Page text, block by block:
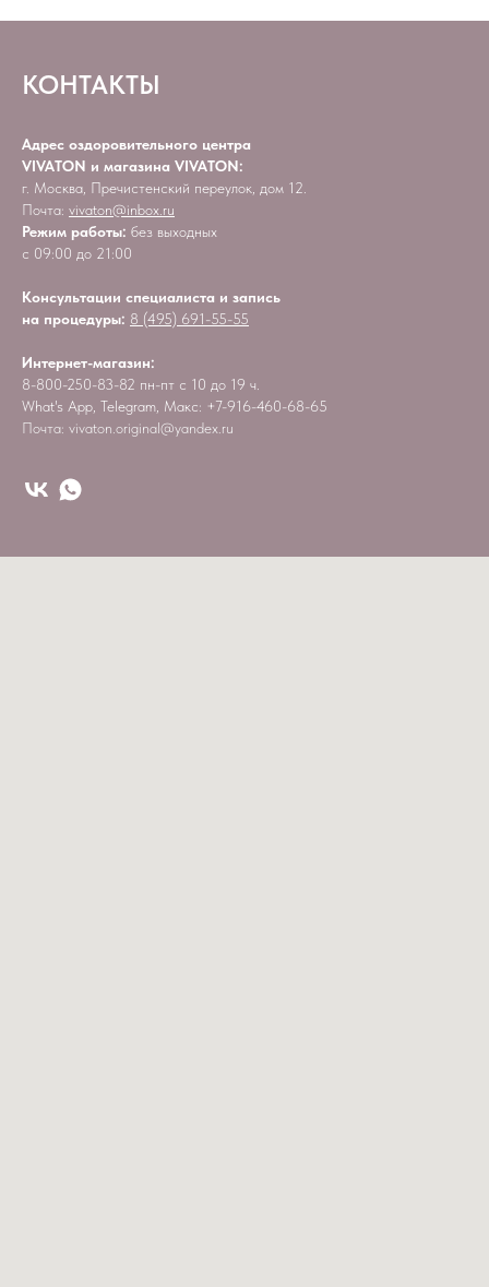
КОНТАКТЫ
Адрес оздоровительного центра
VIVATON и магазина VIVATON:
г. Москва, Пречистенский переулок, дом 12.
Почта: vivaton@inbox.ru
Режим работы: без выходных
с 09:00 до 21:00
Консультации специалиста и запись
на процедуры: 8 (495) 691-55-55
Интернет-магазин:
8-800-250-83-82 пн-пт с 10 до 19 ч.
What's App, Telegram, Maкс: +7-916-460-68-65
Почта: vivaton.original@yandex.ru